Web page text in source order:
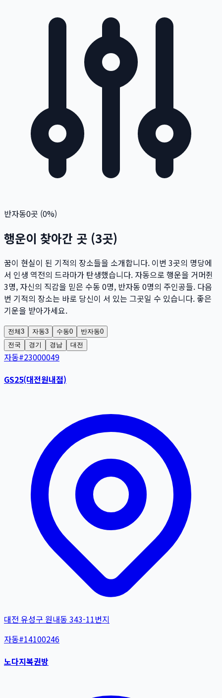
반자동0곳 (0%)
행운이 찾아간 곳 (3곳)
꿈이 현실이 된 기적의 장소들을 소개합니다. 이번 3곳의 명당에
서 인생 역전의 드라마가 탄생했습니다. 자동으로 행운을 거머쥔
3명, 자신의 직감을 믿은 수동 0명, 반자동 0명의 주인공들. 다음
번 기적의 장소는 바로 당신이 서 있는 그곳일 수 있습니다. 좋은
기운을 받아가세요.
전체3 자동3 수동0 반자동0
전국
경기 경남 대전
자동#23000049
GS25(대전원내점)
대전 유성구 원내동 343-11번지
자동#14100246
노다지복권방